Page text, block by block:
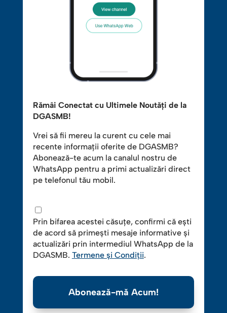
Rămâi Conectat cu Ultimele Noutăți de la
DGASMB!
Vrei să fii mereu la curent cu cele mai
recente informații oferite de DGASMB?
Abonează-te acum la canalul nostru de
WhatsApp pentru a primi actualizări direct
pe telefonul tău mobil.
Prin bifarea acestei căsuțe, confirmi că ești
de acord să primești mesaje informative și
actualizări prin intermediul WhatsApp de la
DGASMB. Termene și Condiții.
Abonează-mă Acum!